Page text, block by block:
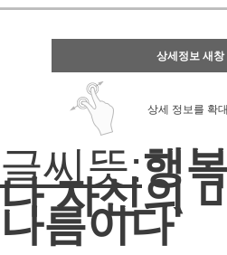
상세정보 새창
상세 정보를 확
글씨뜻:행
나 자신의
나름이다`